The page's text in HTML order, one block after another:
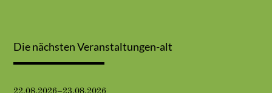
Die nächsten Veranstaltungen-alt